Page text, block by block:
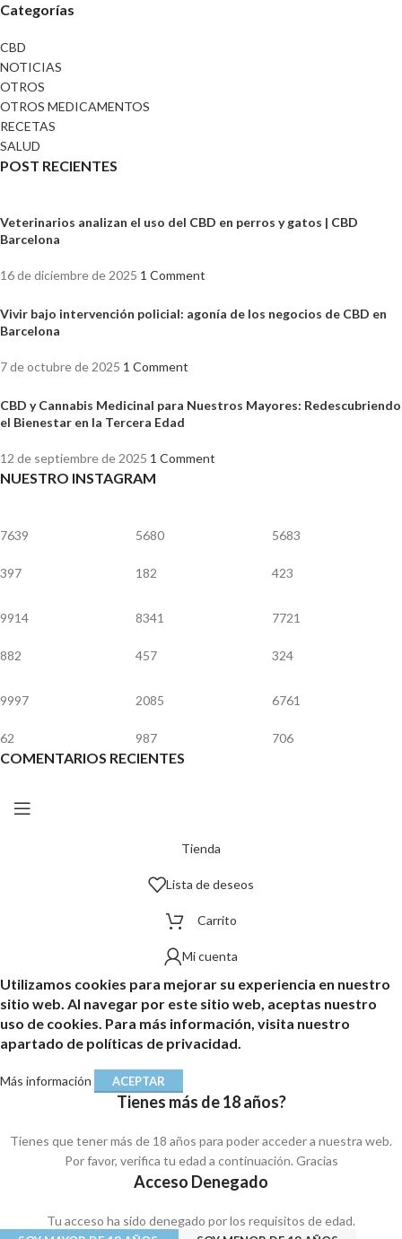
Categorías
CBD
NOTICIAS
OTROS
OTROS MEDICAMENTOS
RECETAS
SALUD
POST RECIENTES
Veterinarios analizan el uso del CBD en perros y gatos | CBD
Barcelona
16 de diciembre de 2025 1 Comment
Vivir bajo intervención policial: agonía de los negocios de CBD en
Barcelona
7 de octubre de 2025 1 Comment
CBD y Cannabis Medicinal para Nuestros Mayores: Redescubriendo
el Bienestar en la Tercera Edad
12 de septiembre de 2025 1 Comment
NUESTRO INSTAGRAM
7639
397
5680
182
5683
423
9914
882
8341
457
7721
324
9997
62
2085
987
6761
706
COMENTARIOS RECIENTES
Tienda
Lista de deseos
Carrito
Mi cuenta
Utilizamos cookies para mejorar su experiencia en nuestro
sitio web. Al navegar por este sitio web, aceptas nuestro
uso de cookies. Para más información, visita nuestro
apartado de políticas de privacidad.
Más información ACEPTAR
Tienes más de 18 años?
Tienes que tener más de 18 años para poder acceder a nuestra web.
Por favor, verifica tu edad a continuación. Gracias
Acceso Denegado
Tu acceso ha sido denegado por los requisitos de edad.